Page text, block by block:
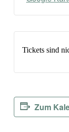
Tickets sind
Zum